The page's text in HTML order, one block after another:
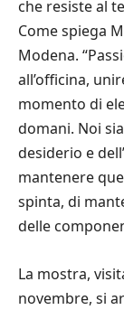
che resiste al
Come spiega
Modena.
all’officina,
momento di
domani. Noi
desiderio e
mantenere
spinta, di
delle
La mostra,
novembre, si